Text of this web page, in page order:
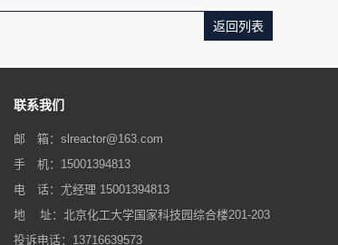
返回列表
联系我们
邮 箱：slreactor@163.com‬
手 机：15001394813
电 话：尤经理 15001394813
地 址：北京化工大学国家科技园综合楼201-203
投诉电话：13716639573